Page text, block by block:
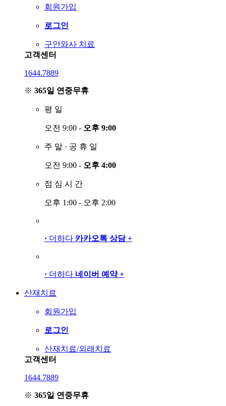
회원가입
로그인
구안와사 치료
고객센터
1644.7889
※ 365일 연중무휴
평 일
오전 9:00 - 오후 9:00
주 말 · 공 휴 일
오전 9:00 - 오후 4:00
점 심 시 간
오후 1:00 - 오후 2:00
· 더하다 카카오톡 상담 +
· 더하다 네이버 예약 +
산재치료
회원가입
로그인
산재치료/외래치료
고객센터
1644.7889
※ 365일 연중무휴